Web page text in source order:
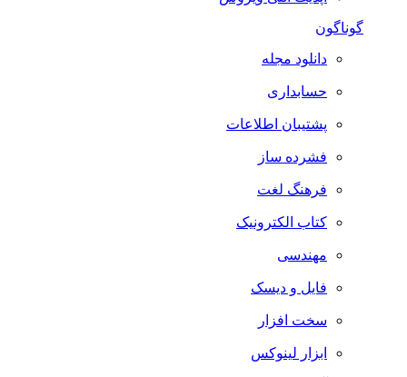
گوناگون
دانلود مجله
حسابداری
پشتیبان اطلاعات
فشرده ساز
فرهنگ لغت
کتاب الکترونیک
مهندسی
فایل و دیسک
سخت افزار
ابزار لینوکس